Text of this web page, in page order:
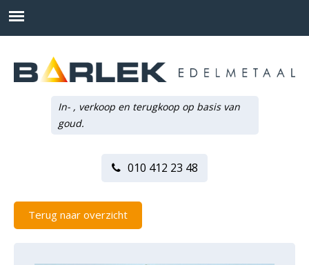
In- , verkoop en terugkoop op basis van
goud.
010 412 23 48
Terug naar overzicht